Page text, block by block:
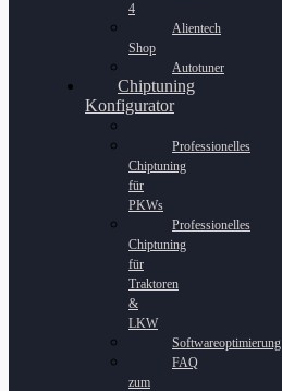
4
Alientech
Shop
Autotuner
Chiptuning
Konfigurator
Professionelles
Chiptuning
für
PKWs
Professionelles
Chiptuning
für
Traktoren
&
LKW
Softwareoptimierung
FAQ
zum